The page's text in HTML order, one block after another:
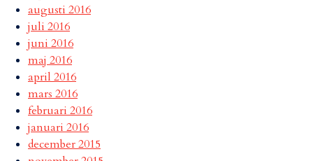
augusti 2016
juli 2016
juni 2016
maj 2016
april 2016
mars 2016
februari 2016
januari 2016
december 2015